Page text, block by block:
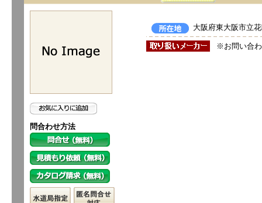
問合わせ方法
大阪府東大阪市立
※お問い合